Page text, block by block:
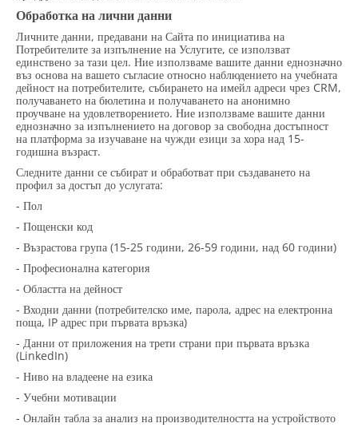
Обработка на лични данни
Личните данни, предавани на Сайта по инициатива на
Потребителите за изпълнение на Услугите, се използват
единствено за тази цел. Ние използваме вашите данни еднозначно
въз основа на вашето съгласие относно наблюдението на учебната
дейност на потребителите, събирането на имейл адреси чрез CRM,
получаването на бюлетина и получаването на анонимно
проучване на удовлетворението. Ние използваме вашите данни
еднозначно за изпълнението на договор за свободна достъпност
на платформа за изучаване на чужди езици за хора над 15-
годишна възраст.
Следните данни се събират и обработват при създаването на
профил за достъп до услугата:
- Пол
- Пощенски код
- Възрастова група (15-25 години, 26-59 години, над 60 години)
- Професионална категория
- Областта на дейност
- Входни данни (потребителско име, парола, адрес на електронна
поща, IP адрес при първата връзка)
- Данни от приложения на трети страни при първата връзка
(LinkedIn)
- Ниво на владеене на езика
- Учебни мотивации
- Онлайн табла за анализ на производителността на устройството